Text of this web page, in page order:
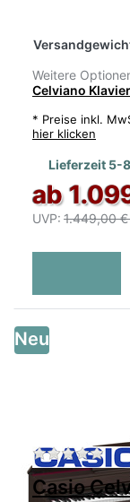
Weitere
Celviano
* Preise inkl.
hier klicken
Lieferzeit 5-
ab
UVP: 1.449,00
Neu
Zu
Casio